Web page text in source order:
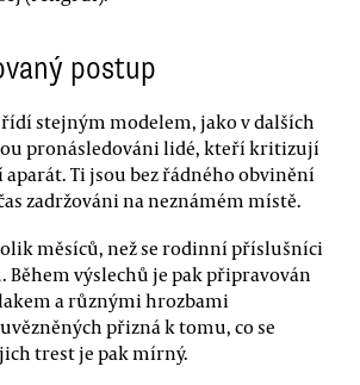
postup
stejným modelem, jako v dalších
pronásledováni lidé, kteří kritizují
Ti jsou bez řádného obvinění
zadržováni na neznámém místě.
měsíců, než se rodinní příslušníci
Během výslechů je pak připravován
a různými hrozbami
přizná k tomu, co se
trest je pak mírný.